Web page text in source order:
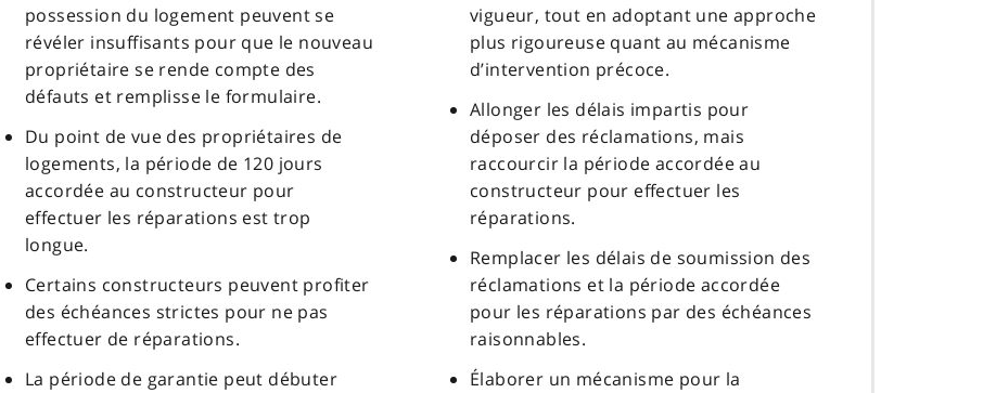
possession du logement peuvent se
révéler insuffisants pour que le nouveau
propriétaire se rende compte des
défauts et remplisse le formulaire.
Du point de vue des propriétaires de
logements, la période de 120 jours
accordée au constructeur pour
effectuer les réparations est trop
longue.
Certains constructeurs peuvent profiter
des échéances strictes pour ne pas
effectuer de réparations.
La période de garantie peut débuter
vigueur, tout en adoptant une approche
plus rigoureuse quant au mécanisme
d’intervention précoce.
Allonger les délais impartis pour
déposer des réclamations, mais
raccourcir la période accordée au
constructeur pour effectuer les
réparations.
Remplacer les délais de soumission des
réclamations et la période accordée
pour les réparations par des échéances
raisonnables.
Élaborer un mécanisme pour la